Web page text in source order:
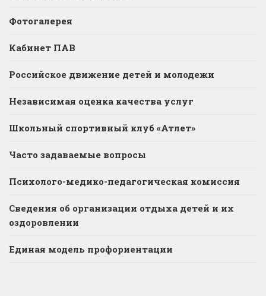
Фотогалерея
Кабинет ПАВ
Российское движение детей и молодежи
Независимая оценка качества услуг
Школьный спортивный клуб «Атлет»
Часто задаваемые вопросы
Психолого-медико-педагогическая комиссия
Сведения об организации отдыха детей и их
оздоровлении
Единая модель профориентации